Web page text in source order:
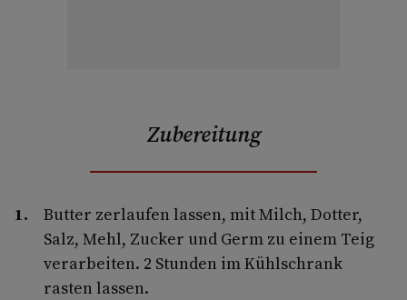
Zubereitung
Butter zerlaufen lassen, mit Milch, Dotter,
Salz, Mehl, Zucker und Germ zu einem Teig
verarbeiten. 2 Stunden im Kühlschrank
rasten lassen.